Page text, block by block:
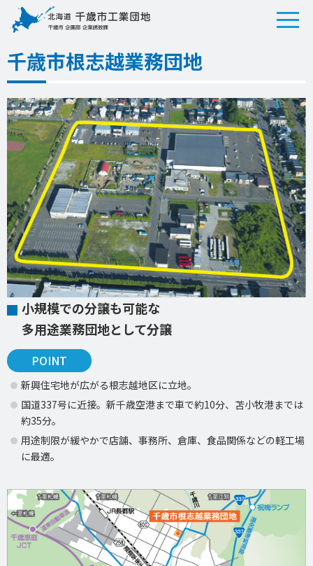
千歳市根志越業務団地
小規模での分譲も可能な
多用途業務団地として分譲
POINT
新興住宅地が広がる根志越地区に立地。
国道337号に近接。新千歳空港まで車で約10分、苫小牧港までは
約35分。
用途制限が緩やかで店舗、事務所、倉庫、食品関係などの軽工場
に最適。